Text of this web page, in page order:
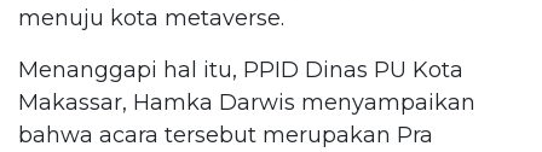
menuju kota metaverse.
Menanggapi hal itu, PPID Dinas PU Kota
Makassar, Hamka Darwis menyampaikan
bahwa acara tersebut merupakan Pra